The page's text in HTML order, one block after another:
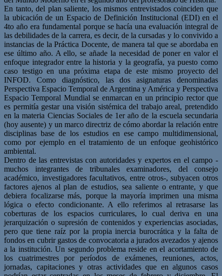
En tanto, del plan saliente, los mismos entrevistados coinciden que
la ubicación de un Espacio de Definición Institucional (EDI) en el
4to año era fundamental porque se hacía una evaluación integral de
las debilidades de la carrera, es decir, de la cursadas y lo convivido a
instancias de la Práctica Docente, de manera tal que se abordaba en
ese último año. A ello, se añade la necesidad de poner en valor el
enfoque integrador entre la historia y la geografía, ya puesto como
caso testigo en una próxima etapa de este mismo proyecto del
INFOD. Como diagnóstico, las dos asignaturas denominadas
Perspectiva Espacio Temporal de Argentina y América y Perspectiva
Espacio Temporal Mundial se enmarcan en un principio rector que
es permitía gestar una visión sistémica del trabajo areal, pretendido
en la materia Ciencias Sociales de 1er año de la escuela secundaria
(hoy ausente) y un marco directriz de cómo abordar la relación entre
disciplinas base de los estudios en ese campo multidimensional,
como por ejemplo en el tratamiento de un enfoque geohistórico
ambiental.
Dentro de las entrevistas con autoridades y expertos en el campo -
muchos integrantes de tribunales examinadores, del consejo
académico, investigadores facultativos, entre otros-, subyacen otros
factores ajenos al plan de estudios, sea saliente o entrante, y que
debiera focalizarse más, porque la mayoría imprimen una misma
lógica o efecto condicionante. A ello referimos al retrasarse las
coberturas de los espacios curriculares, lo cual deriva en una
jerarquización o supresión de contenidos y experiencias asociadas,
pero que tiene raíz por la propia inercia burocrática y la falta de
fondos en cubrir gastos de convocatoria a jurados avezados y ajenos
a la institución. Un segundo problema reside en el acortamiento de
los cuatrimestres por períodos de exámenes, reuniones, actos,
jornadas, capitaciones y otras actividades que en algunos casos